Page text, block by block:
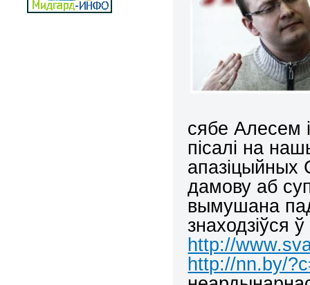
сябе Алесем
пісалі на
апазіцыйных
дамову аб
вымушана
знаходзіўся
http://
http://nn.by/